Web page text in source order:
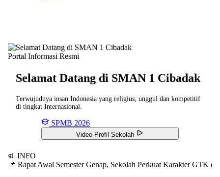
Portal Informasi Resmi
Selamat Datang di SMAN 1 Cibadak
Terwujudnya insan Indonesia yang religius, unggul dan kompetitif
di tingkat Internasional.
SPMB 2026
Video Profil Sekolah
INFO
📌 Rapat Awal Semester Genap, Sekolah Perkuat Karakter GTK